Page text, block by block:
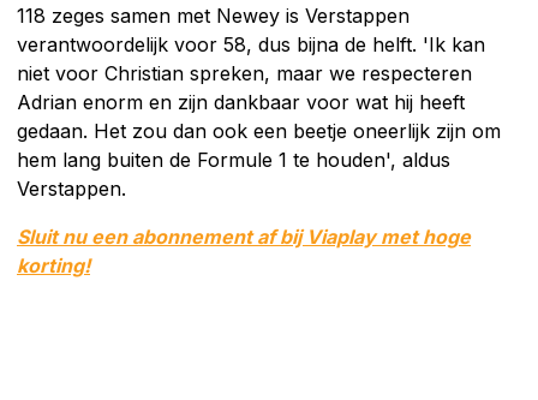
118 zeges samen met Newey is Verstappen
verantwoordelijk voor 58, dus bijna de helft. 'Ik kan
niet voor Christian spreken, maar we respecteren
Adrian enorm en zijn dankbaar voor wat hij heeft
gedaan. Het zou dan ook een beetje oneerlijk zijn om
hem lang buiten de Formule 1 te houden', aldus
Verstappen.
Sluit nu een abonnement af bij Viaplay met hoge
korting!